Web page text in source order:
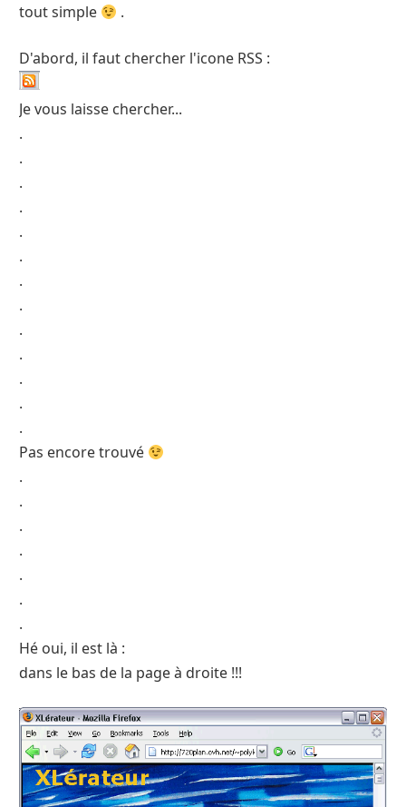
tout simple
.
D'abord, il faut chercher l'icone RSS :
Je vous laisse chercher...
.
.
.
.
.
.
.
.
.
.
.
.
.
Pas encore trouvé
.
.
.
.
.
.
.
Hé oui, il est là :
dans le bas de la page à droite !!!